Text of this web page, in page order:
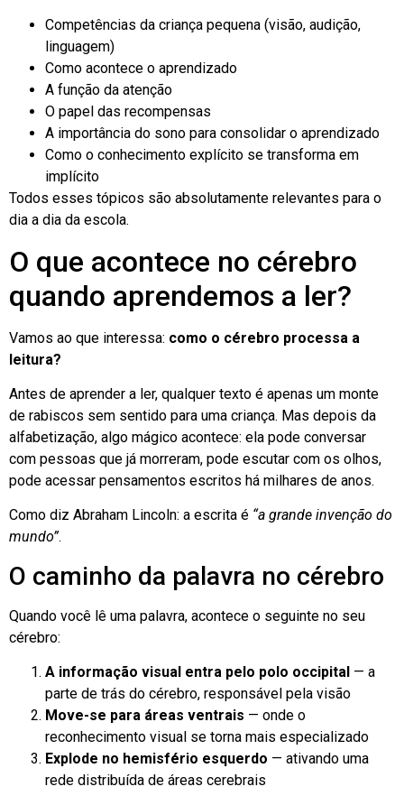
Competências da criança pequena (visão, audição,
linguagem)
Como acontece o aprendizado
A função da atenção
O papel das recompensas
A importância do sono para consolidar o aprendizado
Como o conhecimento explícito se transforma em
implícito
Todos esses tópicos são absolutamente relevantes para o
dia a dia da escola.
O que acontece no cérebro
quando aprendemos a ler?
Vamos ao que interessa: como o cérebro processa a
leitura?
Antes de aprender a ler, qualquer texto é apenas um monte
de rabiscos sem sentido para uma criança. Mas depois da
alfabetização, algo mágico acontece: ela pode conversar
com pessoas que já morreram, pode escutar com os olhos,
pode acessar pensamentos escritos há milhares de anos.
Como diz Abraham Lincoln: a escrita é “a grande invenção do
mundo”.
O caminho da palavra no cérebro
Quando você lê uma palavra, acontece o seguinte no seu
cérebro:
A informação visual entra pelo polo occipital — a
parte de trás do cérebro, responsável pela visão
Move-se para áreas ventrais — onde o
reconhecimento visual se torna mais especializado
Explode no hemisfério esquerdo — ativando uma
rede distribuída de áreas cerebrais